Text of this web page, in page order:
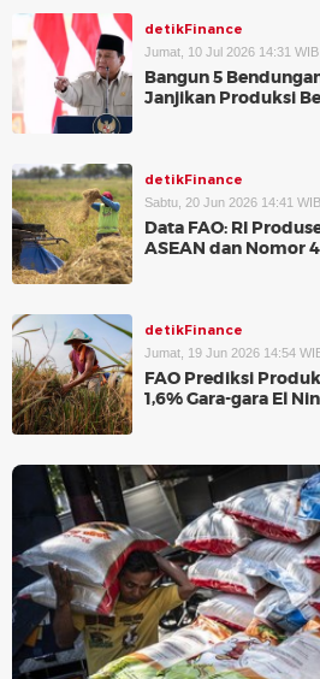
detikFinance
Jumat, 10 Jul 2026 14:31 WIB
Bangun 5
Janjikan Produksi
detikFinance
Sabtu, 20 Jun 2026 14:41 WIB
Data FAO: RI
ASEAN dan Nomor
detikFinance
Jumat, 19 Jun 2026 14:54
FAO Prediksi
1,6% Gara-gara El